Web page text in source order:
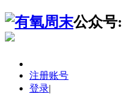
公众号:
注册账号
登录|